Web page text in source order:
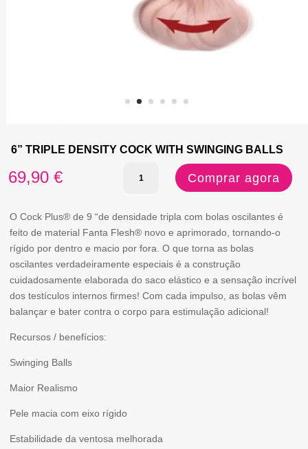
6” TRIPLE DENSITY COCK WITH SWINGING BALLS
69,90 €
Quantidade
6''
TRIPLE
DENSITY
COCK
Comprar agora
O Cock Plus® de 9 “de densidade tripla com bolas oscilantes é
feito de material Fanta Flesh® novo e aprimorado, tornando-o
rígido por dentro e macio por fora. O que torna as bolas
oscilantes verdadeiramente especiais é a construção
cuidadosamente elaborada do saco elástico e a sensação incrível
dos testículos internos firmes! Com cada impulso, as bolas vêm
balançar e bater contra o corpo para estimulação adicional!
Recursos / benefícios:
Swinging Balls
Maior Realismo
Pele macia com eixo rígido
Estabilidade da ventosa melhorada